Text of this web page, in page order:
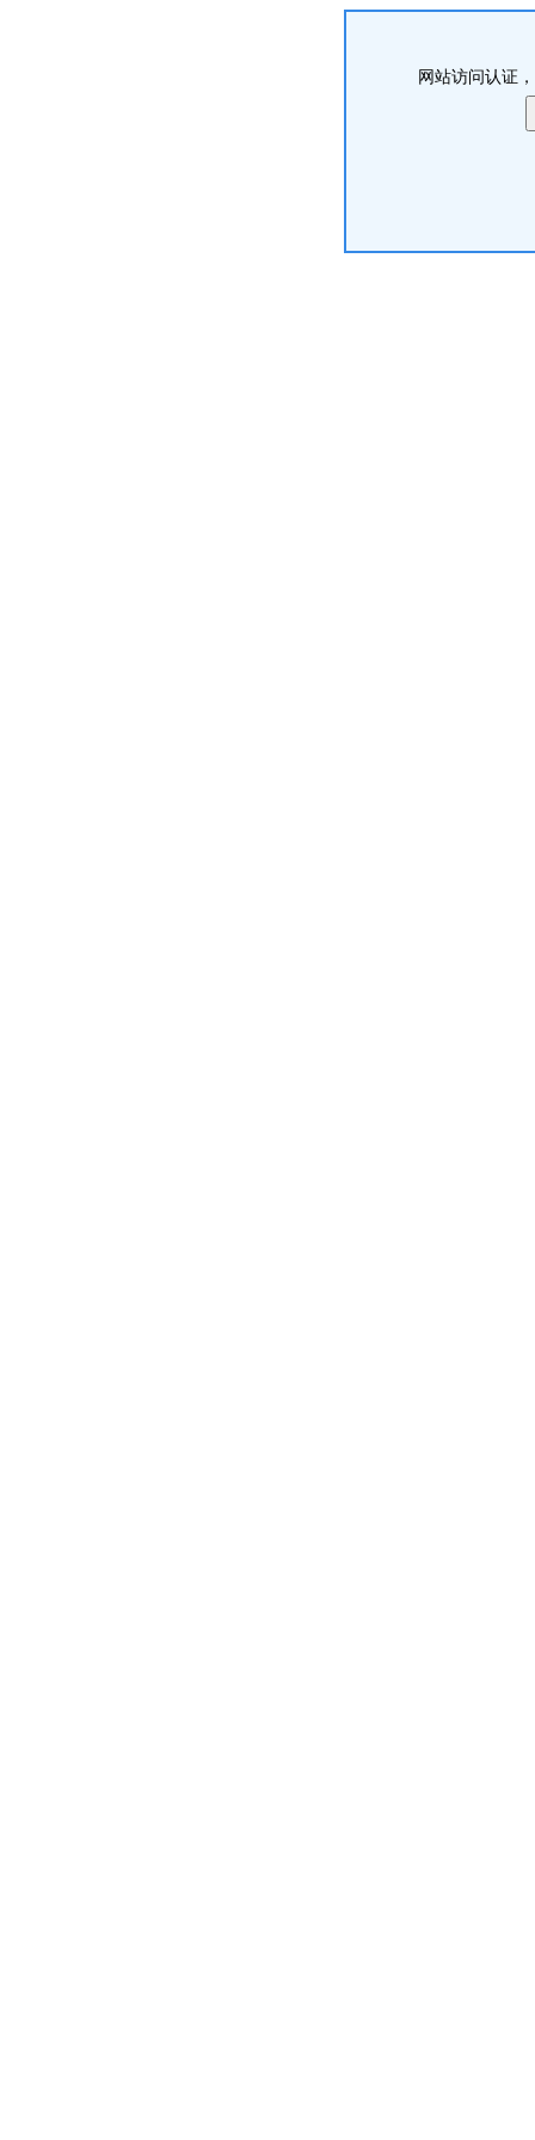
网站访问认证